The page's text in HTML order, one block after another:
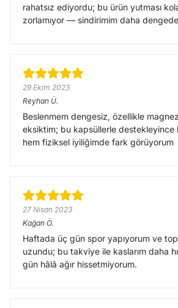
rahatsız ediyordu; bu ürün yutması
zorlamıyor — sindirimim daha
29 Ekim 2023
Reyhan Ü.
Beslenmem dengesiz, özellikle
eksiktim; bu kapsüllerle destekleyince
hem fiziksel iyiliğimde fark görüyorum
27 Nisan 2023
Kağan Ö.
Haftada üç gün spor yapıyorum ve
uzundu; bu takviye ile kaslarım daha
gün hâlâ ağır hissetmiyorum.